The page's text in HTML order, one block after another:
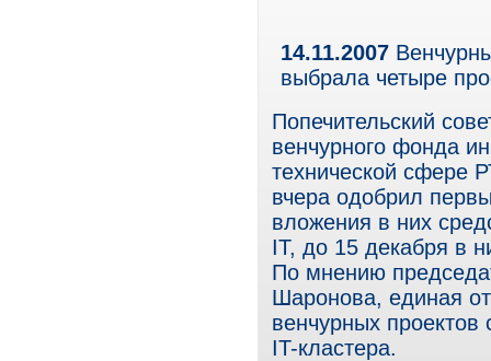
14.11.2007
выбрала четыре
Попечительский
венчурного фонда
технической сфере
вчера одобрил
вложения в них
IT, до 15 декабря в
По мнению
Шаронова, единая
венчурных проектов
IT-кластера.